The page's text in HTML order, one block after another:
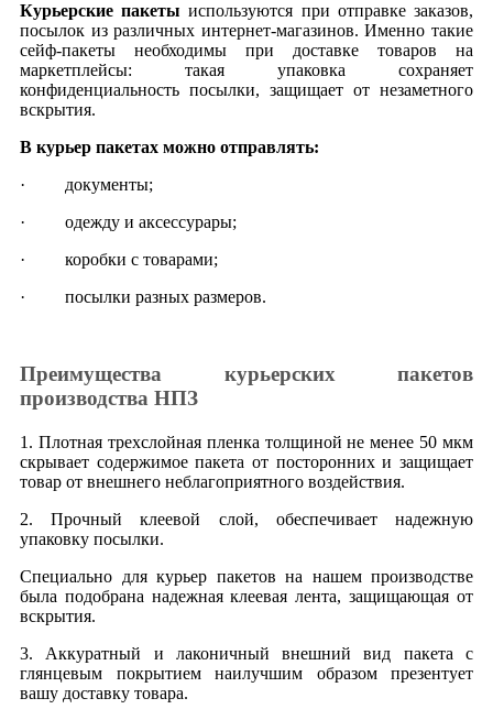
Курьерские пакеты используются при отправке заказов,
посылок из различных интернет-магазинов. Именно такие
сейф-пакеты необходимы при доставке товаров на
маркетплейсы: такая упаковка сохраняет
конфиденциальность посылки, защищает от незаметного
вскрытия.
В курьер пакетах можно отправлять:
· документы;
· одежду и аксессурары;
· коробки с товарами;
· посылки разных размеров.
Преимущества курьерских пакетов
производства НПЗ
1. Плотная трехслойная пленка толщиной не менее 50 мкм
скрывает содержимое пакета от посторонних и защищает
товар от внешнего неблагоприятного воздействия.
2. Прочный клеевой слой, обеспечивает надежную
упаковку посылки.
Специально для курьер пакетов на нашем производстве
была подобрана надежная клеевая лента, защищающая от
вскрытия.
3. Аккуратный и лаконичный внешний вид пакета с
глянцевым покрытием наилучшим образом презентует
вашу доставку товара.